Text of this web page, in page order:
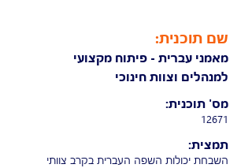
שם תוכנית:
מאמני עברית - פיתוח מקצועי
למנהלים וצוות חינוכי
12671
השבחת יכולות השפה העברית בקרב צוותי
מס' תוכנית:
תמצית: